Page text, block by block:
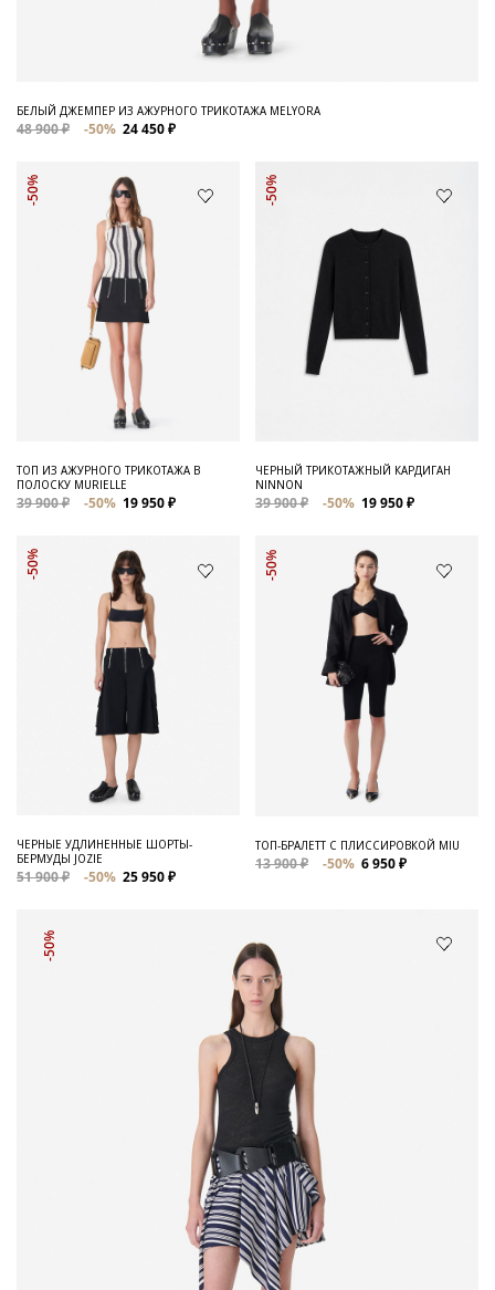
БЕЛЫЙ ДЖЕМПЕР ИЗ АЖУРНОГО ТРИКОТАЖА MELYORA
48 900 ₽ -50% 24 450 ₽
-50%
ТОП ИЗ АЖУРНОГО ТРИКОТАЖА В
ПОЛОСКУ MURIELLE
39 900 ₽ -50% 19 950 ₽
-50%
ЧЕРНЫЙ ТРИКОТАЖНЫЙ КАРДИГАН
NINNON
39 900 ₽ -50% 19 950 ₽
-50%
ЧЕРНЫЕ УДЛИНЕННЫЕ ШОРТЫ-
БЕРМУДЫ JOZIE
51 900 ₽ -50% 25 950 ₽
-50%
ТОП-БРАЛЕТТ С ПЛИССИРОВКОЙ MIU
13 900 ₽ -50% 6 950 ₽
-50%